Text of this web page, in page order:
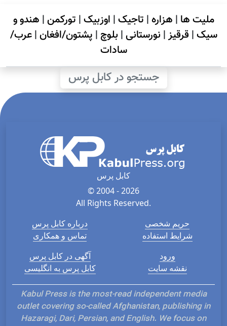
ملیت ها | هزاره| تاجیک| اوزبیک| تورکمن| هندو و
سیک| قرقیز| نورستانی| بلوچ | پشتون/افغان|عرب/
سادات
جستجو در کابل پرس
کابل پرس
© 2004 - 2026
All Rights Reserved.
درباره کابل پرس
تماس و همکاری
حریم شخصی
شرایط استفاده
آگهی در کابل پرس
کابل پرس به انگلیسی
ورود
نقشه سایت
Kabul Press is the most-read independent media
outlet covering so-called Afghanistan, publishing in
Hazaragi, Dari, Persian, and English. We focus on